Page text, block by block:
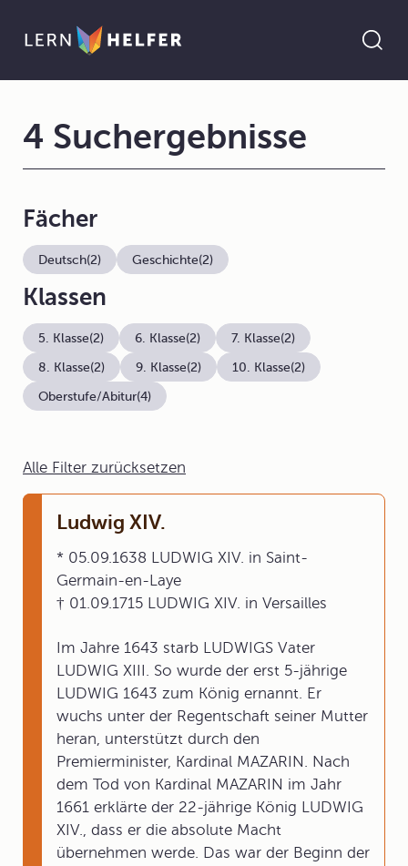
Alle Filter zurücksetzen
Ludwig XIV.
* 05.09.1638 LUDWIG XIV. in Saint-
Germain-en-Laye
† 01.09.1715 LUDWIG XIV. in Versailles
Im Jahre 1643 starb LUDWIGS Vater
LUDWIG XIII. So wurde der erst 5-jährige
LUDWIG 1643 zum König ernannt. Er
wuchs unter der Regentschaft seiner Mutter
heran, unterstützt durch den
Premierminister, Kardinal MAZARIN. Nach
dem Tod von Kardinal MAZARIN im Jahr
1661 erklärte der 22-jährige König LUDWIG
XIV., dass er die absolute Macht
übernehmen werde. Das war der Beginn der
4 Suchergebnisse
Fächer
Deutsch(2) Geschichte(2)
Klassen
5. Klasse(2) 6. Klasse(2) 7. Klasse(2)
8. Klasse(2) 9. Klasse(2) 10. Klasse(2)
Oberstufe/Abitur(4)